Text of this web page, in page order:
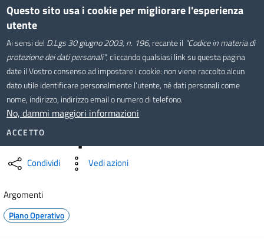
Questo sito usa i cookie per migliorare l'esperienza
utente
Ai sensi del D.Lgs 30 giugno 2003, n. 196, recante il "Codice in materia di
protezione dei dati personali", cliccando qualsiasi link su questa pagina
date il Vostro consenso ad impostare i cookie: non viene raccolto alcun
dato utile identificare personalmente l’utente, né dati personali come
nome, indirizzo, indirizzo email o numero di telefono.
No, dammi maggiori informazioni
ACCETTO
Salta
principale
Comune di Montevarchi
Sistema Informativo
Territoriale
Home / Governo del Territorio / Piano Operativo
Piano Operativo
Condividi Vedi azioni
Argomenti
Piano Operativo